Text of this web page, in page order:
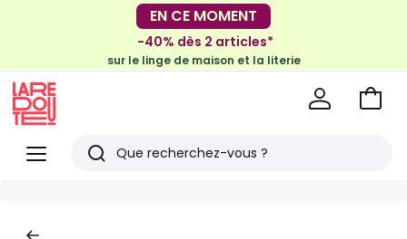
-30€ tous les 100€*
sur le meuble & la déco
EN CE MOMENT
-40% dès 2 articles*
sur le linge de maison et la literie
Menu
Redoute
Rechercher
Voir